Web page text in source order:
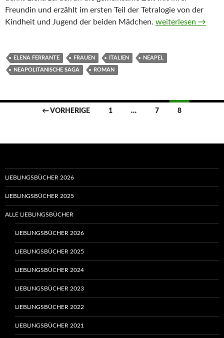
Freundin und erzählt im ersten Teil der Tetralogie von der
Kindheit und Jugend der beiden Mädchen. Meine geniale
weiterlesen →
ELENA FERRANTE FRAUEN ITALIEN NEAPEL
NEAPOLITANISCHE SAGA ROMAN
Beitragsnavigation
← VORHERIGE 1 … 7 8
LIEBLINGSBÜCHER 2026
LIEBLINGSBÜCHER 2025
ALLE LIEBLINGSBÜCHER
LIEBLINGSBÜCHER 2026
LIEBLINGSBÜCHER 2025
LIEBLINGSBÜCHER 2024
LIEBLINGSBÜCHER 2023
LIEBLINGSBÜCHER 2022
LIEBLINGSBÜCHER 2021